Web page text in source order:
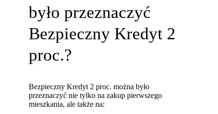
było przeznaczyć
Bezpieczny Kredyt 2
proc.?
Bezpieczny Kredyt 2 proc. można było
przeznaczyć nie tylko na zakup pierwszego
mieszkania, ale także na: